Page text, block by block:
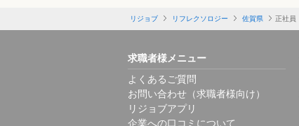
福利厚生
リジョブ リフレクソロジー 佐賀県 正社員
求職者様メニュー
よくあるご質問
お問い合わせ（求職者様向け）
リジョブアプリ
企業への口コミについて